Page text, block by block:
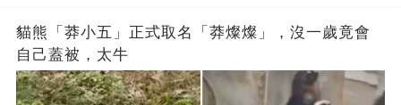
貓熊「莽小五」正式取名「莽燦燦」，沒一歲竟會
自己蓋被，太牛